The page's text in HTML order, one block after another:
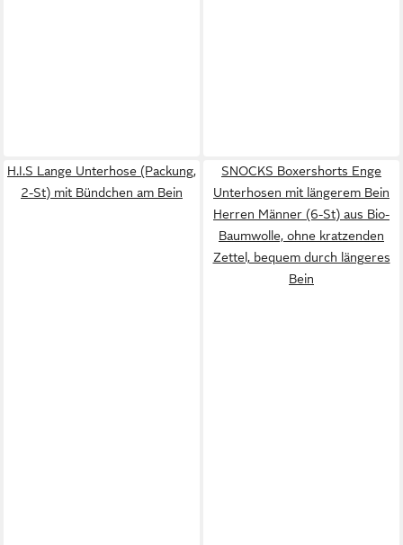
H.I.S Lange Unterhose (Packung,
2-St) mit Bündchen am Bein
SNOCKS Boxershorts Enge
Unterhosen mit längerem Bein
Herren Männer (6-St) aus Bio-
Baumwolle, ohne kratzenden
Zettel, bequem durch längeres
Bein